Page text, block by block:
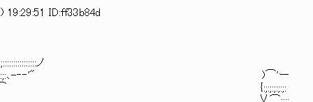
ID:ff33b84d
ノ
-‐‐'" )⌒'ー
{:;:;:;:;:;: